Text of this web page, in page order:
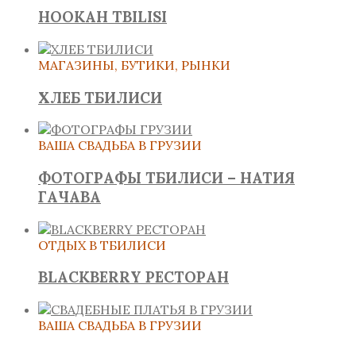
HOOKAH TBILISI
МАГАЗИНЫ, БУТИКИ, РЫНКИ
ХЛЕБ ТБИЛИСИ
ВАША СВАДЬБА В ГРУЗИИ
ФОТОГРАФЫ ТБИЛИСИ – НАТИЯ
ГАЧАВА
ОТДЫХ В ТБИЛИСИ
BLACKBERRY РЕСТОРАН
ВАША СВАДЬБА В ГРУЗИИ